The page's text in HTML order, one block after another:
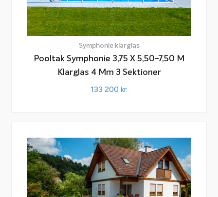
Symphonie klarglas
Pooltak Symphonie 3,75 X 5,50-7,50 M
Klarglas 4 Mm 3 Sektioner
133 200 kr